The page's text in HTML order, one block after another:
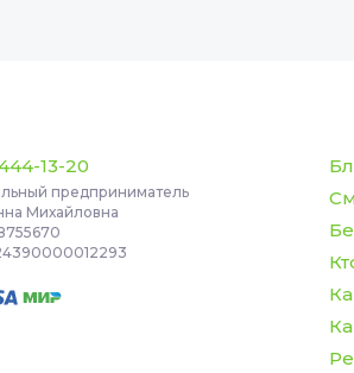
13-20
предприниматель
Михайловна